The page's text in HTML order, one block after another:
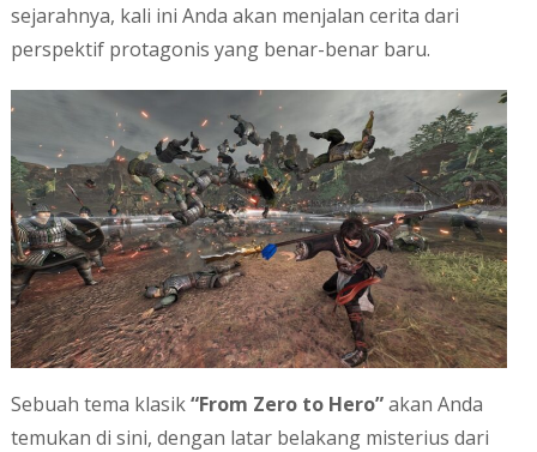
sejarahnya, kali ini Anda akan menjalan cerita dari
perspektif protagonis yang benar-benar baru.
Sebuah tema klasik“From Zero to Hero”akan Anda
temukan di sini, dengan latar belakang misterius dari